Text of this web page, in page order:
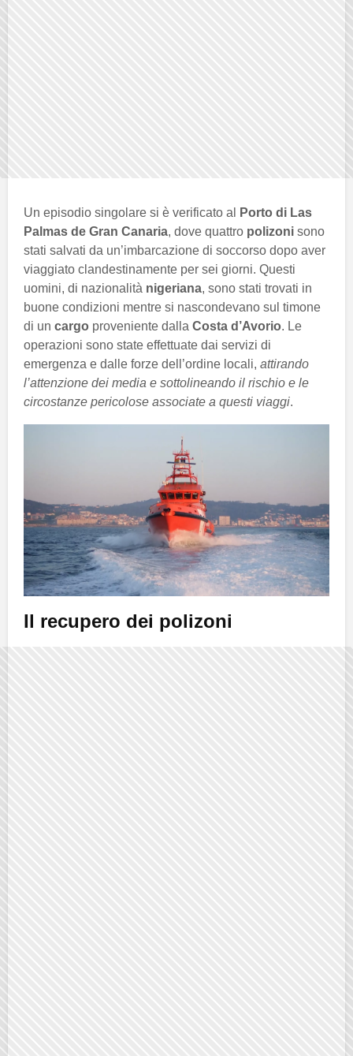
Un episodio singolare si è verificato al
Porto di Las
Palmas de Gran Canaria, dove quattro polizoni sono
stati salvati da un’imbarcazione di soccorso dopo aver
viaggiato clandestinamente per sei giorni. Questi
uomini, di nazionalità nigeriana, sono stati trovati in
buone condizioni mentre si nascondevano sul timone
di un cargo proveniente dalla Costa d’Avorio. Le
operazioni sono state effettuate dai servizi di
emergenza e dalle forze dell’ordine locali, attirando
l’attenzione dei media e sottolineando il rischio e le
circostanze pericolose associate a questi viaggi.
Il recupero dei polizoni